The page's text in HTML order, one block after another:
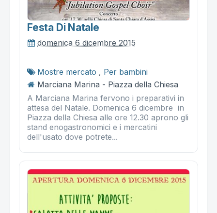
Festa Di Natale
domenica 6 dicembre 2015
Mostre mercato , Per bambini
Marciana Marina - Piazza della Chiesa
A Marciana Marina fervono i preparativi in
attesa del Natale. Domenica 6 dicembre in
Piazza della Chiesa alle ore 12.30 aprono gli
stand enogastronomici e i mercatini
dell'usato dove potrete...